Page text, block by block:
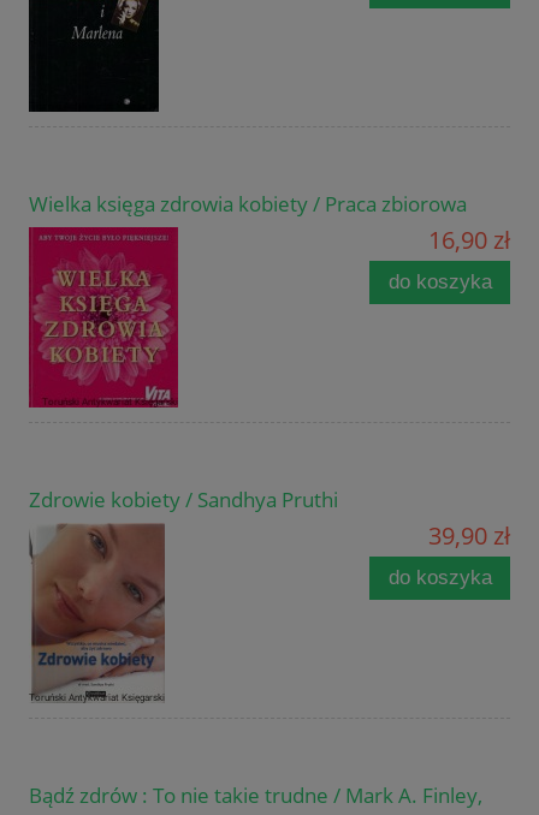
Wielka księga zdrowia kobiety / Praca zbiorowa
16,90 zł
do koszyka
Zdrowie kobiety / Sandhya Pruthi
39,90 zł
do koszyka
Bądź zdrów : To nie takie trudne / Mark A. Finley,